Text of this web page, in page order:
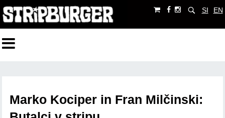
SI EN
Marko Kociper in Fran Milčinski: